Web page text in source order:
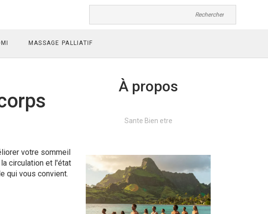
MASSAGE PALLIATIF
votre sommeil
circulation et l'état
qui vous convient.
À propos
Sante Bien etre